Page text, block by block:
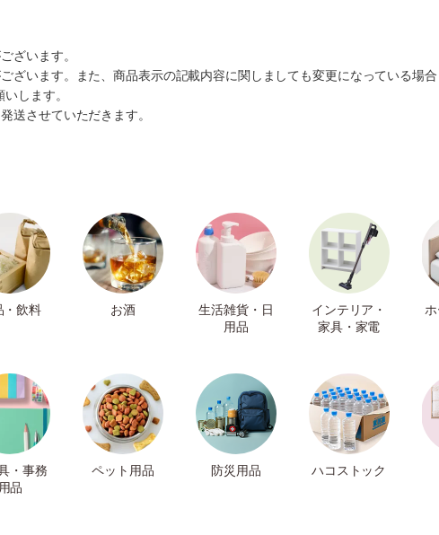
ざいます。
ざいます。また、商品表示の記載内容に関しましても変更になっている場
します。
送させていただきます。
・飲料 お酒
生活雑貨・日
用品
インテリア・
家具・家電
・事務
用品
ペット用品 防災用品 ハコストック